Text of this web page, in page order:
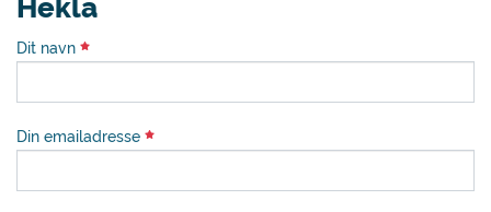
Dit navn
Din emailadresse